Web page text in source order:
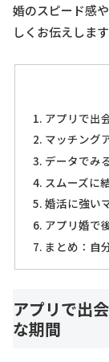
婚のスピード感
しくお伝えします
アプリで出
マッチング
データでみ
スムーズに
婚活に強い
アプリ婚で
まとめ：自
アプリで出
な期間